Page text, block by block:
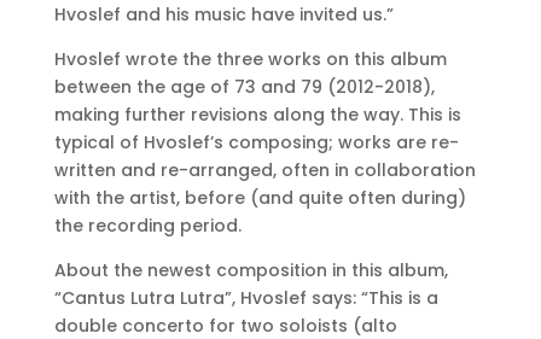
Hvoslef and his music have invited us.”
Hvoslef wrote the three works on this album
between the age of 73 and 79 (2012-2018),
making further revisions along the way. This is
typical of Hvoslef’s composing; works are re-
written and re-arranged, often in collaboration
with the artist, before (and quite often during)
the recording period.
About the newest composition in this album,
“Cantus Lutra Lutra”, Hvoslef says: “This is a
double concerto for two soloists (alto